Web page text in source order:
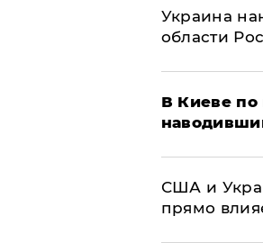
Украина
области
В Киеве по
США и
прямо